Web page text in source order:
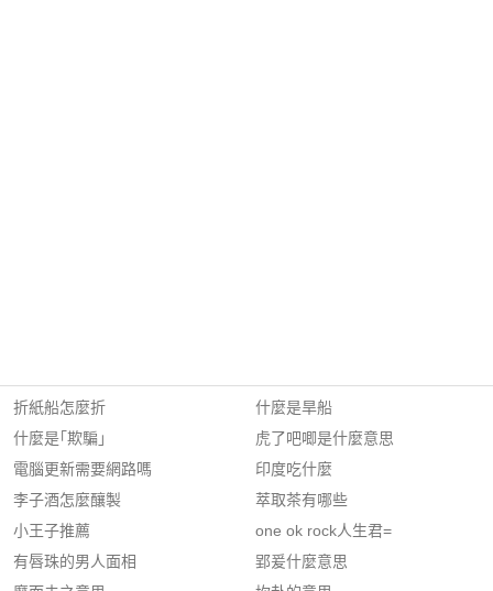
折紙船怎麼折
什麼是｢欺騙｣
電腦更新需要網路嗎
李子酒怎麼釀製
小王子推薦
有唇珠的男人面相
什麼是旱船
虎了吧唧是什麼意思
印度吃什麼
萃取茶有哪些
one ok rock人生君=
郢爰什麼意思